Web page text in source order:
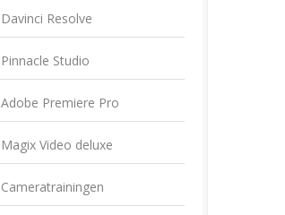
Davinci Resolve
Pinnacle Studio
Adobe Premiere Pro
Magix Video deluxe
Cameratrainingen